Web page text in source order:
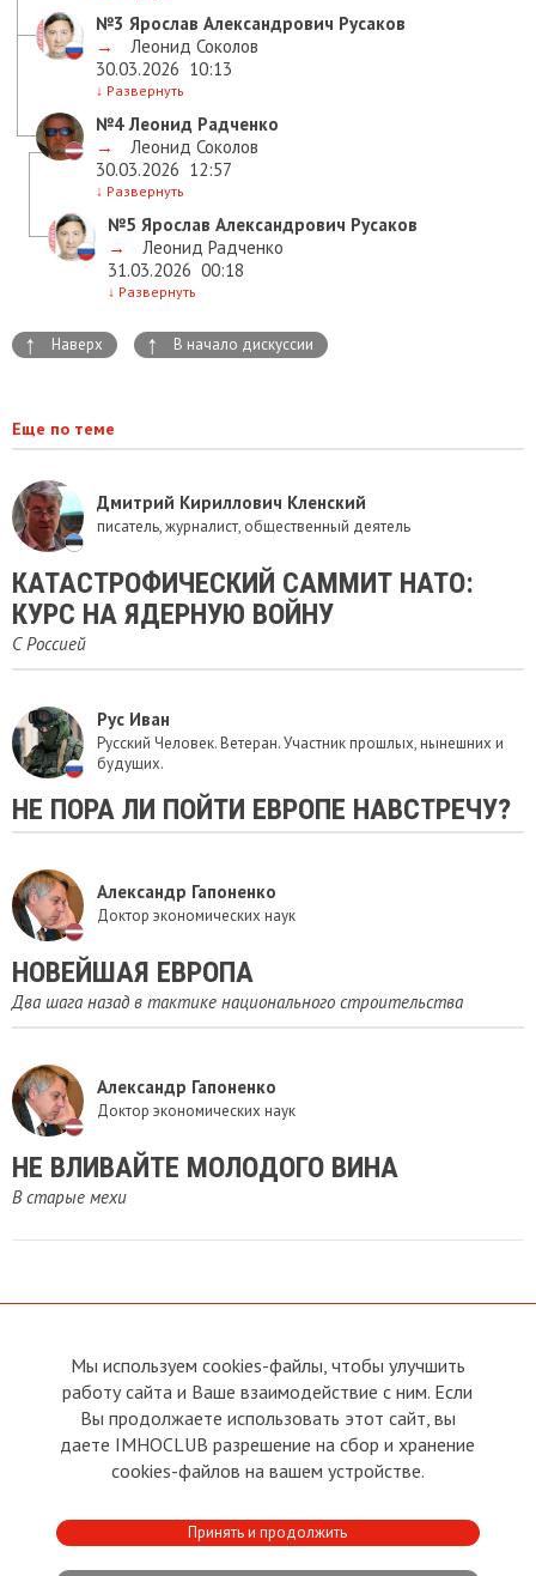
№3 Ярослав Александрович Русаков
→
Леонид Соколов
30.03.2026 10:13
↓ Развернуть
№4Леонид Радченко
→
Леонид Соколов
30.03.2026 12:57
↓ Развернуть
№5 Ярослав Александрович Русаков
→
Леонид Радченко
31.03.2026 00:18
↓ Развернуть
↑ Наверх ↑ В начало дискуссии
Еще по теме
Дмитрий Кириллович Кленский
писатель, журналист, общественный деятель
КАТАСТРОФИЧЕСКИЙ САММИТ НАТО:
КУРС НА ЯДЕРНУЮ ВОЙНУ
С Россией
Рус Иван
Русский Человек. Ветеран. Участник прошлых, нынешних и
будущих.
НЕ ПОРА ЛИ ПОЙТИ ЕВРОПЕ НАВСТРЕЧУ?
Александр Гапоненко
Доктор экономических наук
НОВЕЙШАЯ ЕВРОПА
Два шага назад в тактике национального строительства
Александр Гапоненко
Доктор экономических наук
​НЕ ВЛИВАЙТЕ МОЛОДОГО ВИНА
В старые мехи
О сайте
Условия пользования
Политика конфиденциальности
Прямая связь с
Председателем
Прямая связь c членами клуба
Реклама
Контакты
Club
Мы используем cookies-файлы, чтобы улучшить
работу сайта и Ваше взаимодействие с ним. Если
Вы продолжаете использовать этот сайт, вы
даете IMHOCLUB разрешение на сбор и хранение
cookies-файлов на вашем устройстве.
Принять и продолжить